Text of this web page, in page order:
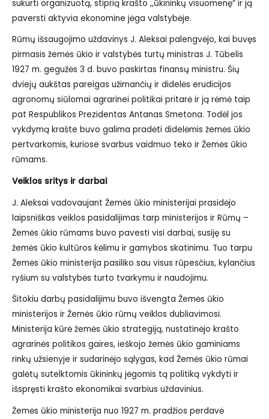
sukurti organizuotą, stiprią krašto ,,ūkininkų visuomenę“ ir ją
paversti aktyvia ekonomine jėga valstybėje.
Rūmų išsaugojimo uždavinys J. Aleksai palengvėjo, kai buvęs
pirmasis žemės ūkio ir valstybės turtų ministras J. Tūbelis
1927 m. gegužės 3 d. buvo paskirtas finansų ministru. Šių
dviejų aukštas pareigas užimančių ir didelės erudicijos
agronomų siūlomai agrarinei politikai pritarė ir ją rėmė taip
pat Respublikos Prezidentas Antanas Smetona. Todėl jos
vykdymą krašte buvo galima pradėti didelėmis žemės ūkio
pertvarkomis, kuriose svarbus vaidmuo teko ir Žemės ūkio
rūmams.
Veiklos sritys ir darbai
J. Aleksai vadovaujant Žemės ūkio ministerijai prasidėjo
laipsniškas veiklos pasidalijimas tarp ministerijos ir Rūmų –
Žemės ūkio rūmams buvo pavesti visi darbai, susiję su
žemės ūkio kultūros kėlimu ir gamybos skatinimu. Tuo tarpu
Žemės ūkio ministerija pasiliko sau visus rūpesčius, kylančius
ryšium su valstybės turto tvarkymu ir naudojimu.
Šitokiu darbų pasidalijimu buvo išvengta Žemės ūkio
ministerijos ir Žemės ūkio rūmų veiklos dubliavimosi.
Ministerija kūrė žemės ūkio strategiją, nustatinėjo krašto
agrarinės politikos gaires, ieškojo žemės ūkio gaminiams
rinkų užsienyje ir sudarinėjo sąlygas, kad Žemės ūkio rūmai
galėtų sutelktomis ūkininkų jėgomis tą politiką vykdyti ir
išspręsti krašto ekonomikai svarbius uždavinius.
Žemės ūkio ministerija nuo 1927 m. pradžios perdavė